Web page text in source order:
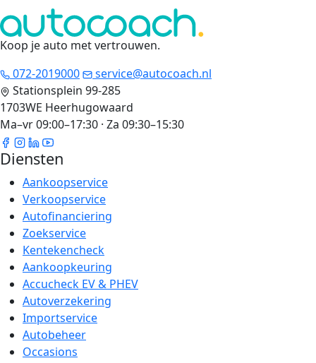
Koop je auto met vertrouwen.
072-2019000
service@autocoach.nl
Stationsplein 99-285
1703WE Heerhugowaard
Ma–vr 09:00–17:30 · Za 09:30–15:30
Diensten
Aankoopservice
Verkoopservice
Autofinanciering
Zoekservice
Kentekencheck
Aankoopkeuring
Accucheck EV & PHEV
Autoverzekering
Importservice
Autobeheer
Occasions